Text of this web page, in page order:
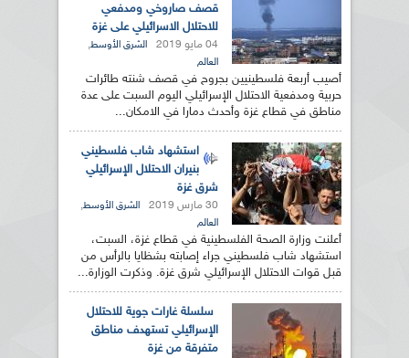
قصف صاروخي ومدفعي
للاحتلال الاسرائيلي على غزة
04 مايو 2019 الشرق الأوسط,
العالم
أصيب أربعة فلسطينيين بجروح في قصف شنته طائرات
حربية ومدفعية الاحتلال الإسرائيلي اليوم السبت على عدة
مناطق في قطاع غزة وأحدث دمارا في الامكان...
استشهاد شاب فلسطيني
بنيران الاحتلال الإسرائيلي
شرق غزة
30 مارس 2019 الشرق الأوسط,
العالم
أعلنت وزارة الصحة الفلسطينية في قطاع غزة، السبت،
استشهاد شاب فلسطيني جراء إصابته بشظايا بالرأس من
قبل قوات الاحتلال الإسرائيلي شرق غزة. وذكرت الوزارة...
سلسلة غارات جوية للاحتلال
الإسرائيلي تستهدف مناطق
متفرقة من غزة